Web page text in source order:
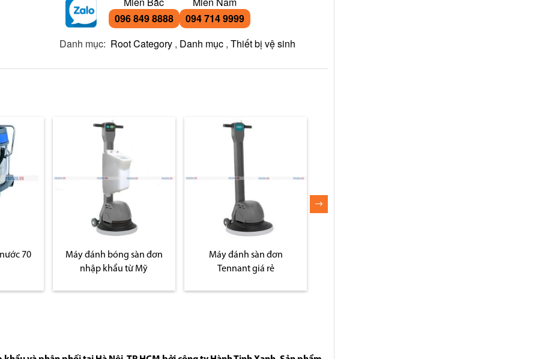
096 849 8888
094 714 9999
Danh mục: Root Category , Danh mục , Thiết bị vệ sinh
đơn
Máy đánh sàn đơn
Tennant giá rẻ
Máy hút bụi hút nước giá
rẻ